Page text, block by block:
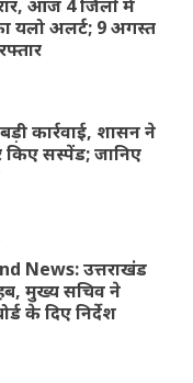
आज 4 जिलों में
यलो अलर्ट; 9 अगस्त
कार्रवाई, शासन ने
किए सस्पेंड; जानिए
News: उत्तराखंड
मुख्य सचिव ने
के दिए निर्देश